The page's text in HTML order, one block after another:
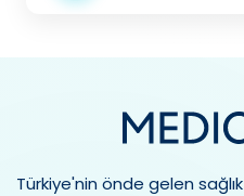
Türkiye'nin önde gelen